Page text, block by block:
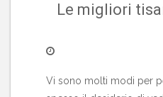
Le migliori
Vi sono molti modi per